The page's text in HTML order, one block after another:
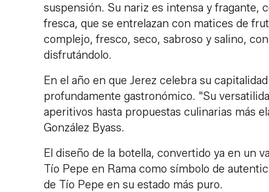
suspensión. Su nariz es intensa y fragante,
fresca, que se entrelazan con matices de
complejo, fresco, seco, sabroso y salino,
disfrutándolo.
En el año en que Jerez celebra su
profundamente gastronómico. "Su
aperitivos hasta propuestas culinarias más
González Byass.
El diseño de la botella, convertido ya en un
Tío Pepe en Rama como símbolo de
de Tío Pepe en su estado más puro.